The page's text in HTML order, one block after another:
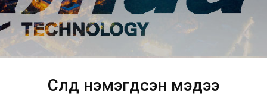
Сүүлд нэмэгдсэн мэдээ